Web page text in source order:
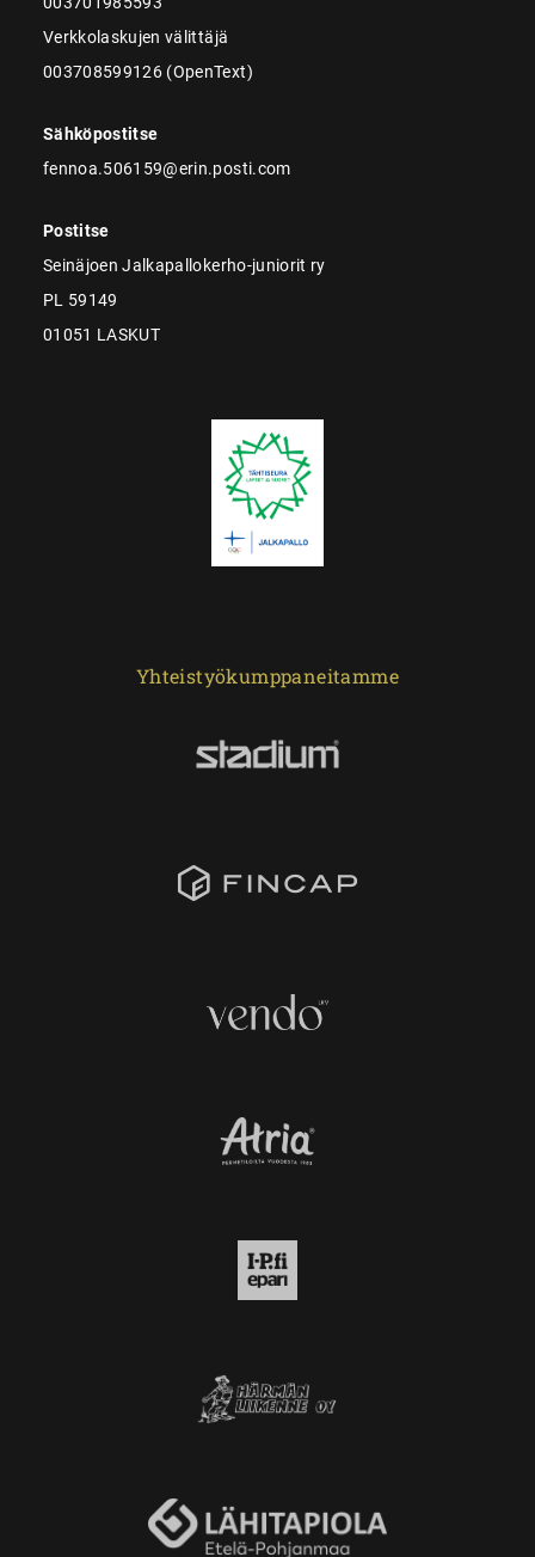
Verkkolaskujen välittäjä
003708599126 (OpenText)
Sähköpostitse
fennoa.506159@erin.posti.com
Postitse
Seinäjoen Jalkapallokerho-juniorit ry
PL 59149
01051 LASKUT
Yhteistyökumppaneitamme